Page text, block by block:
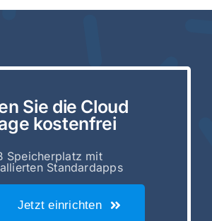
Sie die Cloud
kostenfrei
Speicherplatz mit
Standardapps
Jetzt einrichten